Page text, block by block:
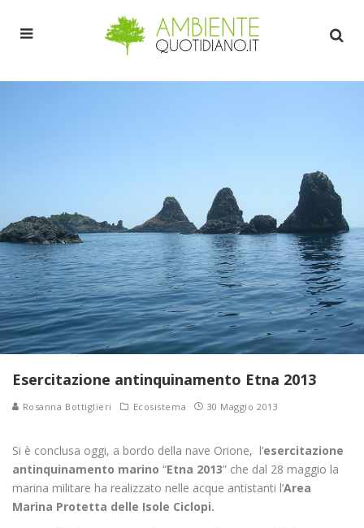
Esercitazione antinquinamento Etna 2013
Rosanna Bottiglieri Ecosistema 30 Maggio 2013
Si è conclusa oggi, a bordo della nave Orione, l’esercitazione
antinquinamento marino “Etna 2013” che dal 28 maggio la
marina militare ha realizzato nelle acque antistanti l’Area
Marina Protetta delle Isole Ciclopi.